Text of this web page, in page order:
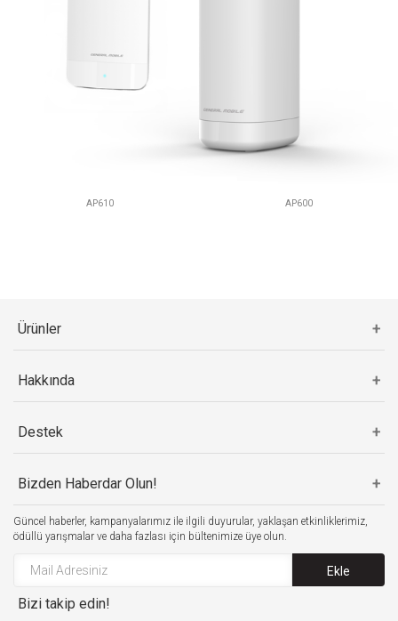
AP610 AP600
Ürünler
Hakkında
Destek
Bizden Haberdar Olun!
Güncel haberler, kampanyalarımız ile ilgili duyurular, yaklaşan etkinliklerimiz,
ödüllü yarışmalar ve daha fazlası için bültenimize üye olun.
Ekle
Bizi takip edin!